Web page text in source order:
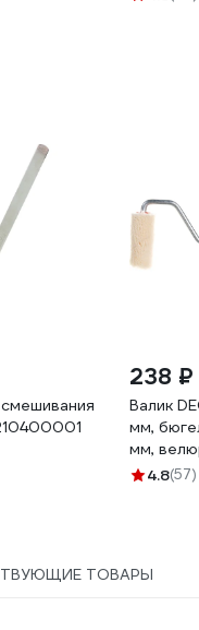
238 ₽
Валик
мм,
мм,
4.8(57)
ТОВАРЫ